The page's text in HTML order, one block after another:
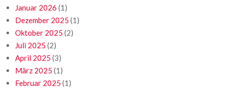
Januar 2026 (1)
Dezember 2025 (1)
Oktober 2025 (2)
Juli 2025 (2)
April 2025 (3)
März 2025 (1)
Februar 2025 (1)